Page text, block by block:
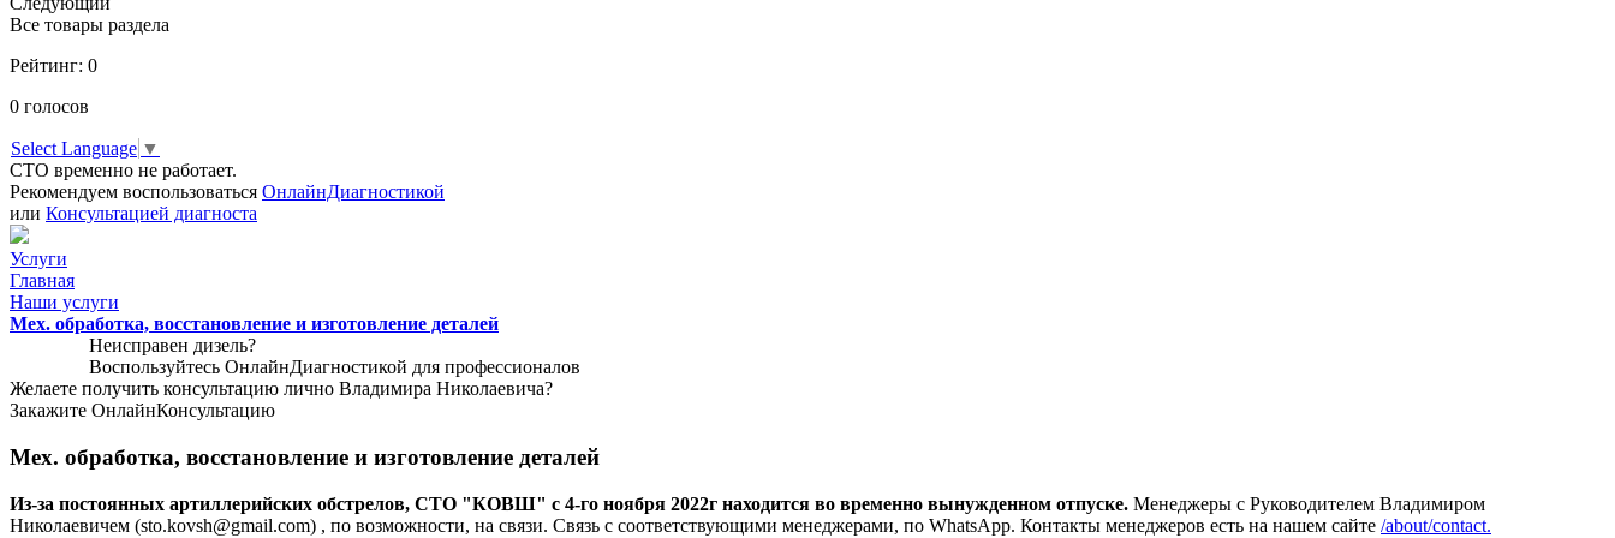
Все товары раздела
Рейтинг: 0
0 голосов
Select Language ▼
СТО временно не работает.
Рекомендуем воспользоваться ОнлайнДиагностикой
или Консультацией диагноста
Услуги
Главная
Наши услуги
Мех. обработка, восстановление и изготовление деталей
Неисправен дизель?
Воспользуйтесь ОнлайнДиагностикой для профессионалов
Желаете получить консультацию лично Владимира Николаевича?
Закажите ОнлайнКонсультацию
Мех. обработка, восстановление и изготовление деталей
Из-за постоянных артиллерийских обстрелов, СТО "КОВШ" с 4-го ноября 2022г находится во временно вынужденном отпуске. Менеджеры с Руководителем Владимиром
Николаевичем (sto.kovsh@gmail.com) , по возможности, на связи. Связь с соответствующими менеджерами, по WhatsApp. Контакты менеджеров есть на нашем сайте /about/contact.